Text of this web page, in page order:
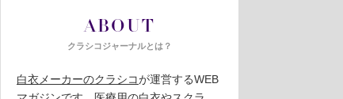
ABOUT
クラシコジャーナルとは？
白衣メーカーのクラシコが運営するWEB